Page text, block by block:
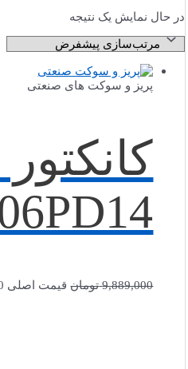
در حال نمایش یک نتیجه
پریز و سوکت های صنعتی
9,889,000 تومان قیمت اصلی 9,889,000 تومان بود.